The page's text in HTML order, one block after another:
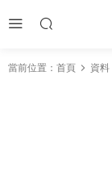
當前位置： 首頁 資料